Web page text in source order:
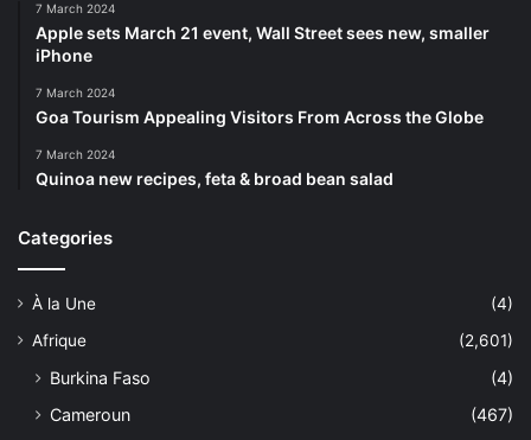
7 March 2024
Apple sets March 21 event, Wall Street sees new, smaller
iPhone
7 March 2024
Goa Tourism Appealing Visitors From Across the Globe
7 March 2024
Quinoa new recipes, feta & broad bean salad
Categories
À la Une
(4)
Afrique
(2,601)
Burkina Faso
(4)
Cameroun
(467)